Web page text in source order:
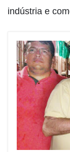
indústria e